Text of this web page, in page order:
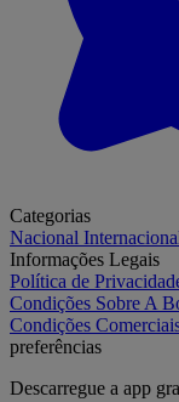
Categorias
Nacional
Informações Legais
Política de
Condições Sobre A
Condições
preferências
Descarregue a app